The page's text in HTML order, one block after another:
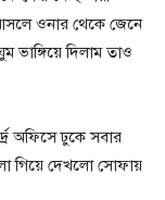
ওনার থেকে জেনে
দিলাম তাও
অফিসে ঢুকে সবার
গিয়ে দেখলো সোফায়